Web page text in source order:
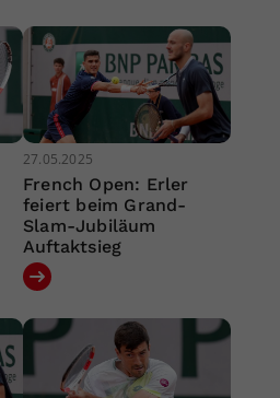
27.05.2025
French Open: Erler
feiert beim Grand-
Slam-Jubiläum
Auftaktsieg